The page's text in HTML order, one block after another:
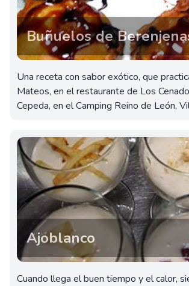
Buñuelos de
Una receta con sabor exótico, que
Mateos, en el restaurante de Los
Cepeda, en el Camping Reino de León,
Ajoblanco
Cuando llega el buen tiempo y el calor,